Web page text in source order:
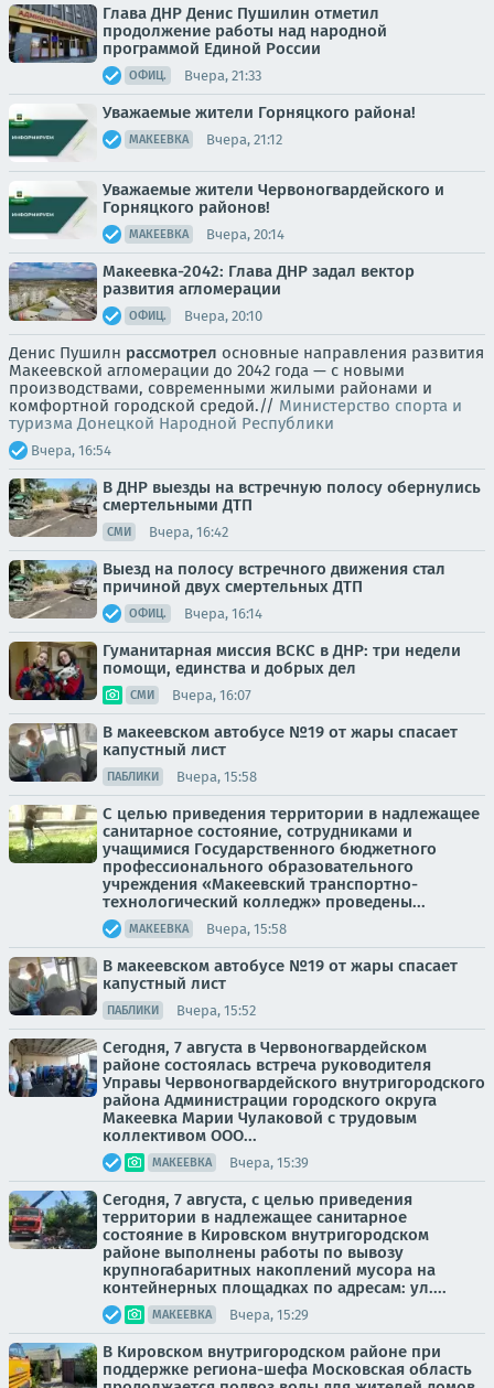
Глава ДНР Денис Пушилин отметил
продолжение работы над народной
программой Единой России
ОФИЦ. Вчера, 21:33
Уважаемые жители Горняцкого района!
МАКЕЕВКА Вчера, 21:12
Уважаемые жители Червоногвардейского и
Горняцкого районов!
МАКЕЕВКА Вчера, 20:14
Макеевка-2042: Глава ДНР задал вектор
развития агломерации
ОФИЦ. Вчера, 20:10
Денис Пушилн рассмотрел основные направления развития
Макеевской агломерации до 2042 года — с новыми
производствами, современными жилыми районами и
комфортной городской средой.// Министерство спорта и
туризма Донецкой Народной Республики
Вчера, 16:54
В ДНР выезды на встречную полосу обернулись
смертельными ДТП
СМИ Вчера, 16:42
Выезд на полосу встречного движения стал
причиной двух смертельных ДТП
ОФИЦ. Вчера, 16:14
Гуманитарная миссия ВСКС в ДНР: три недели
помощи, единства и добрых дел
СМИ Вчера, 16:07
В макеевском автобусе №19 от жары спасает
капустный лист
ПАБЛИКИ Вчера, 15:58
С целью приведения территории в надлежащее
санитарное состояние, сотрудниками и
учащимися Государственного бюджетного
профессионального образовательного
учреждения «Макеевский транспортно-
технологический колледж» проведены...
МАКЕЕВКА Вчера, 15:58
В макеевском автобусе №19 от жары спасает
капустный лист
ПАБЛИКИ Вчера, 15:52
Сегодня, 7 августа в Червоногвардейском
районе состоялась встреча руководителя
Управы Червоногвардейского внутригородского
района Администрации городского округа
Макеевка Марии Чулаковой с трудовым
коллективом ООО...
МАКЕЕВКА Вчера, 15:39
Сегодня, 7 августа, с целью приведения
территории в надлежащее санитарное
состояние в Кировском внутригородском
районе выполнены работы по вывозу
крупногабаритных накоплений мусора на
контейнерных площадках по адресам: ул....
МАКЕЕВКА Вчера, 15:29
В Кировском внутригородском районе при
поддержке региона-шефа Московская область